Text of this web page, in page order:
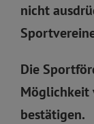
nicht
Die
Möglichkeit
bestätigen.